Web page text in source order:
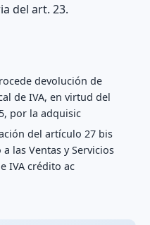
del art. 23.
devolución de
de IVA, en virtud del
por la adquisic
del artículo 27 bis
las Ventas y Servicios
IVA crédito ac